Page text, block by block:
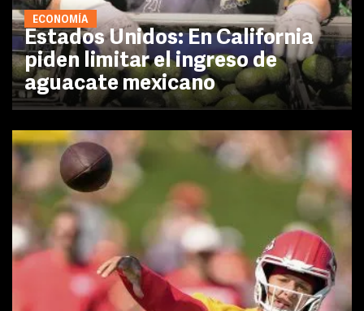
ECONOMÍA
Estados Unidos: En California
piden limitar el ingreso de
aguacate mexicano